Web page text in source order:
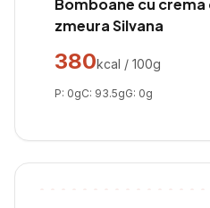
Bomboane cu crema
zmeura Silvana
380kcal / 100g
P: 0gC: 93.5gG: 0g